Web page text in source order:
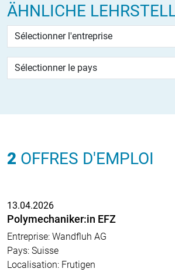
ÄHNLICHE
2 OFFRES D'EMPLOI
13.04.2026
Polymechaniker:in EFZ
Entreprise: Wandfluh AG
Pays: Suisse
Localisation: Frutigen